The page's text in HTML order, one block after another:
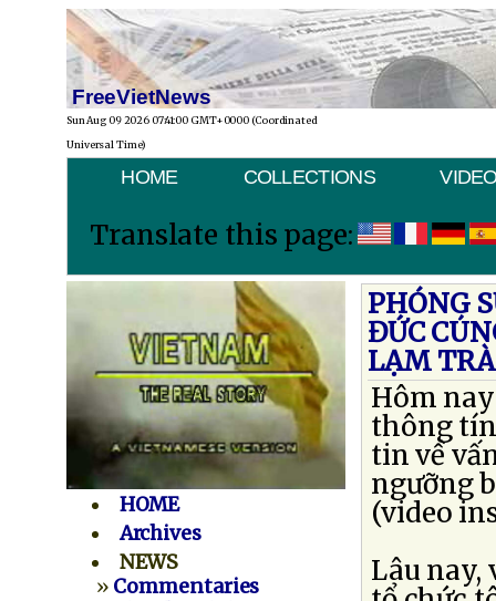
FreeVietNews
Sun Aug 09 2026 07:41:00 GMT+0000 (Coordinated
Universal Time)
HOME COLLECTIONS
Translate this page:
HOME
Archives
NEWS
» Commentaries
PHÓNG
ĐỨC
LẠM
Hôm
thông tín
tin về
ngưỡng
(video
Lâu nay,